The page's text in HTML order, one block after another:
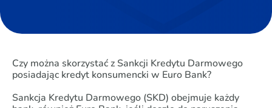
Czy można skorzystać z Sankcji Kredytu Darmowego
posiadając kredyt konsumencki w Euro Bank?
Sankcja Kredytu Darmowego (SKD) obejmuje każdy